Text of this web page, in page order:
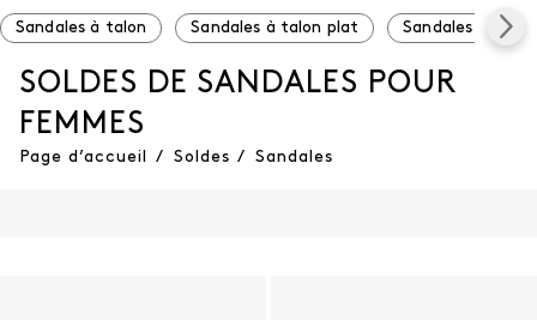
Sandales à talon Sandales à talon plat Sandales à
SOLDES DE SANDALES POUR
FEMMES
Page d’accueil / Soldes / Sandales